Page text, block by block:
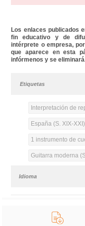
Los enlaces publicados
fin educativo y de
intérprete o empresa,
que aparece en esta
infórmenos y se
Etiquetas
Interpretación de
España (S. XIX-XXI)
1 instrumento de
Guitarra moderna
Idioma